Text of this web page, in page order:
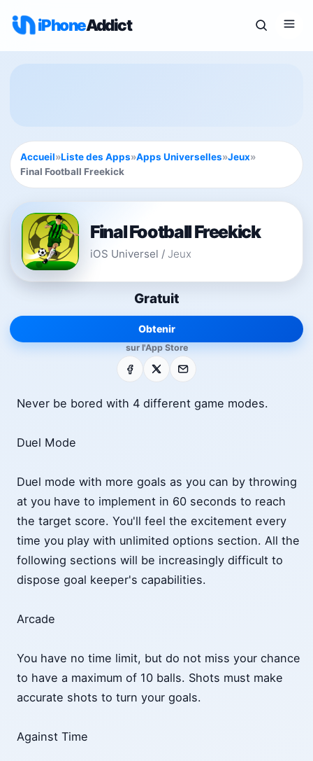
iPhoneAddict
Accueil»Liste des Apps»Apps Universelles»Jeux»
Final Football Freekick
Final Football Freekick
iOS Universel / Jeux
Gratuit
Obtenir
sur l'App Store
Facebook E-mail
Never be bored with 4 different game modes.
Duel Mode
Duel mode with more goals as you can by throwing
at you have to implement in 60 seconds to reach
the target score. You'll feel the excitement every
time you play with unlimited options section. All the
following sections will be increasingly difficult to
dispose goal keeper's capabilities.
Arcade
You have no time limit, but do not miss your chance
to have a maximum of 10 balls. Shots must make
accurate shots to turn your goals.
Against Time